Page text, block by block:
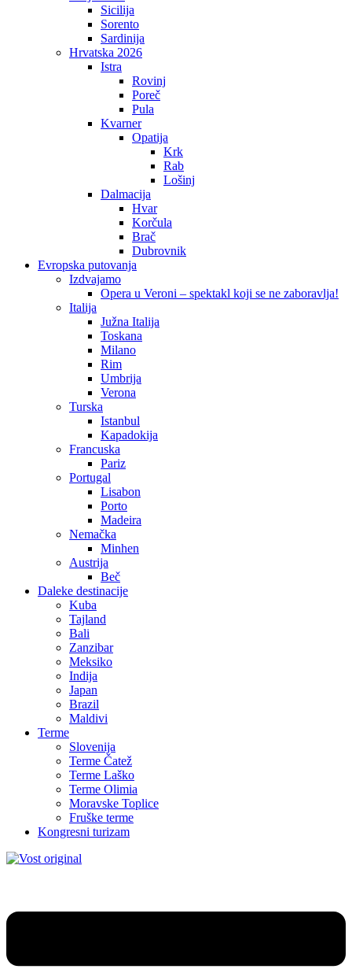
Sicilija
Sorento
Sardinija
Hrvatska 2026
Istra
Rovinj
Poreč
Pula
Kvarner
Opatija
Krk
Rab
Lošinj
Dalmacija
Hvar
Korčula
Brač
Dubrovnik
Evropska putovanja
Izdvajamo
Opera u Veroni – spektakl koji se ne zaboravlja!
Italija
Južna Italija
Toskana
Milano
Rim
Umbrija
Verona
Turska
Istanbul
Kapadokija
Francuska
Pariz
Portugal
Lisabon
Porto
Madeira
Nemačka
Minhen
Austrija
Beč
Daleke destinacije
Kuba
Tajland
Bali
Zanzibar
Meksiko
Indija
Japan
Brazil
Maldivi
Terme
Slovenija
Terme Čatež
Terme Laško
Terme Olimia
Moravske Toplice
Fruške terme
Kongresni turizam